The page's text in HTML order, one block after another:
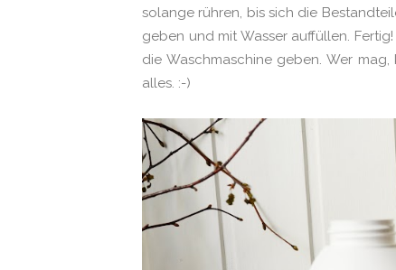
solange rühren, bis sich die
geben und mit Wasser auffüllen.
die Waschmaschine geben. Wer
alles. :-)